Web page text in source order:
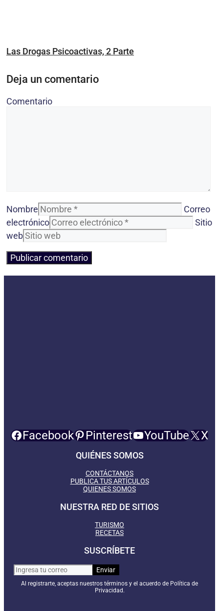
Las Drogas Psicoactivas, 2 Parte
Deja un comentario
Comentario
Nombre
Correo
electrónico
Sitio
web
Facebook Pinterest YouTube X
QUIÉNES SOMOS
CONTÁCTANOS
PUBLICA TUS ARTÍCULOS
QUIENES SOMOS
NUESTRA RED DE SITIOS
TURISMO
RECETAS
SUSCRÍBETE
Al registrarte, aceptas nuestros términos y el acuerdo de Política de
Privacidad.